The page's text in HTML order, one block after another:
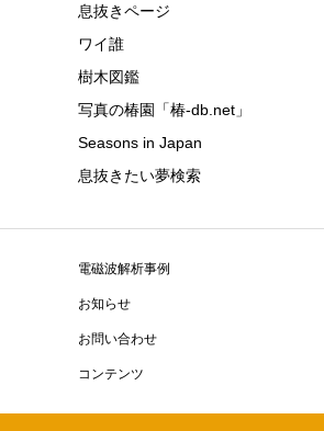
息抜きページ
ワイ誰
樹木図鑑
写真の椿園「椿-db.net」
Seasons in Japan
息抜きたい夢検索
電磁波解析事例
お知らせ
お問い合わせ
コンテンツ